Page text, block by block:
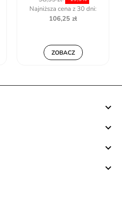
Najniższa cena z 30 dni:
106,25 zł
ZOBACZ



